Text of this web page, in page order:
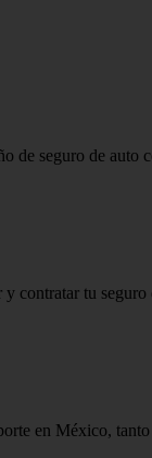
de seguro de auto
contratar tu
en México,